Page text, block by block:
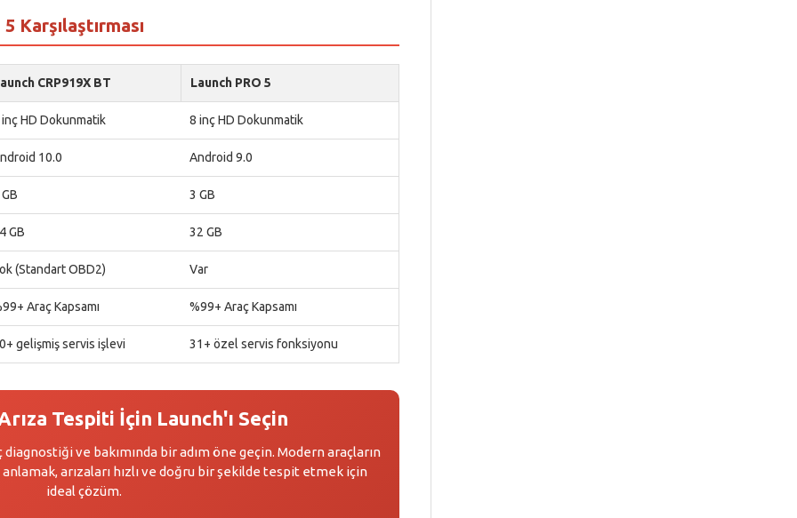
Karşılaştırması
CRP919X BT Launch PRO 5
HD Dokunmatik 8 inç HD Dokunmatik
10.0 Android 9.0
3 GB
GB 32 GB
(Standart OBD2) Var
Araç Kapsamı %99+ Araç Kapsamı
gelişmiş servis işlevi 31+ özel servis fonksiyonu
Tespiti İçin Launch'ı Seçin
ve bakımında bir adım öne geçin. Modern araçların
arızaları hızlı ve doğru bir şekilde tespit etmek için
ideal çözüm.